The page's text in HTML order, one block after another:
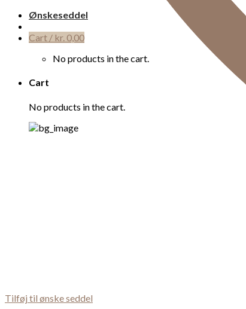
Ønskeseddel
Cart / kr.0,00
No products in the cart.
Cart
No products in the cart.
Tilføj til ønske seddel